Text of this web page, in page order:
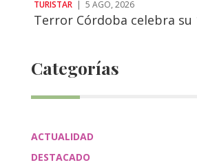
TURISTAR | 5 AGO, 2026
Terror Córdoba celebra su
Categorías
ACTUALIDAD
DESTACADO